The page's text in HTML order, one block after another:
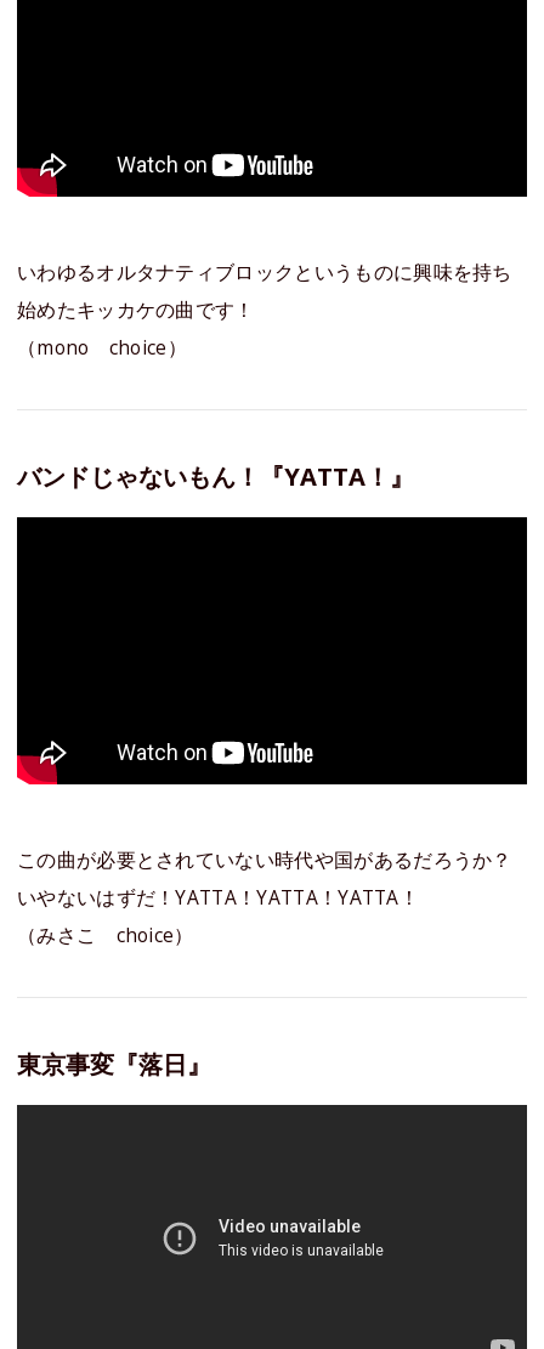
いわゆるオルタナティブロックというものに興味を持ち
始めたキッカケの曲です！
（mono choice）
バンドじゃないもん！『YATTA！』
この曲が必要とされていない時代や国があるだろうか？
いやないはずだ！YATTA！YATTA！YATTA！
（みさこ choice）
東京事変『落日』